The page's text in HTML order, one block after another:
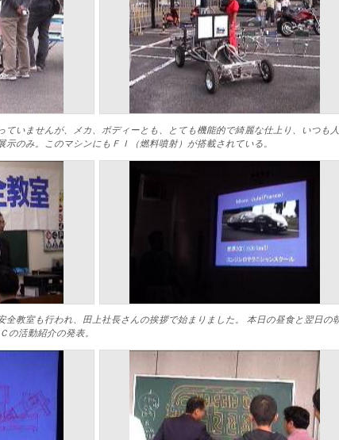
ていませんが、メカ、ボディーとも、とても機能的で綺麗な仕上り、いつも
のみ。このマシンにもＦＩ（燃料噴射）が搭載されている。
全教室も行われ、田上社長さんの挨拶で始まりました。 本日の昼食と翌日
の活動紹介の発表。